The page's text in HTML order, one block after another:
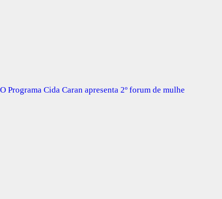
O Programa Cida Caran apresenta 2º forum de mulhe